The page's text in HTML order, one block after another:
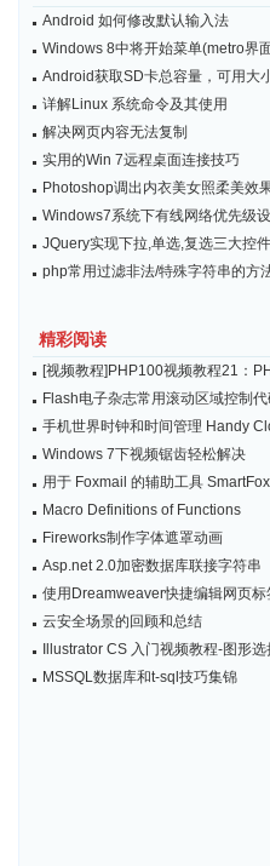
Android 如何修改默认输入法
Windows 8中将开始菜单(metro界
Android获取SD卡总容量，可用大
详解Linux 系统命令及其使用
解决网页内容无法复制
实用的Win 7远程桌面连接技巧
Photoshop调出内衣美女照柔美效
Windows7系统下有线网络优先级
JQuery实现下拉,单选,复选三大控
php常用过滤非法/特殊字符串的方
精彩阅读
[视频教程]PHP100视频教程21：
Flash电子杂志常用滚动区域控制
手机世界时钟和时间管理 Handy
Windows 7下视频锯齿轻松解决
用于 Foxmail 的辅助工具 SmartFox
Macro Definitions of Functions
Fireworks制作字体遮罩动画
Asp.net 2.0加密数据库联接字符串
使用Dreamweaver快捷编辑网页标
云安全场景的回顾和总结
Illustrator CS 入门视频教程-图形
MSSQL数据库和t-sql技巧集锦